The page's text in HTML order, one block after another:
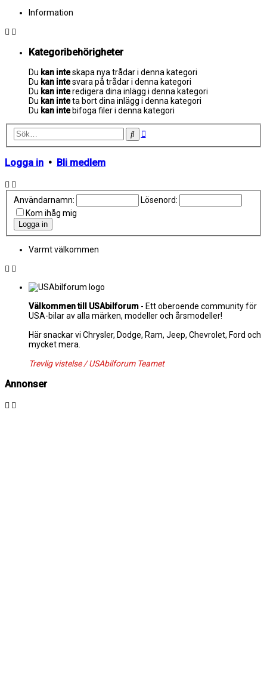
Information
Kategoribehörigheter
Du kan inteskapa nya trådar i denna kategori
Du kan intesvara på trådar i denna kategori
Du kan interedigera dina inlägg i denna kategori
Du kan inteta bort dina inlägg i denna kategori
Du kan intebifoga filer i denna kategori
SökAvancerad
Logga in • Bli medlem
Användarnamn:
Lösenord:
Kom ihåg mig
Varmt välkommen
Välkommen till USAbilforum - Ett oberoende community för
USA-bilar av alla märken, modeller och årsmodeller!
Här snackar vi Chrysler, Dodge, Ram, Jeep, Chevrolet, Ford och
mycket mera.
Trevlig vistelse / USAbilforum Teamet
Annonser